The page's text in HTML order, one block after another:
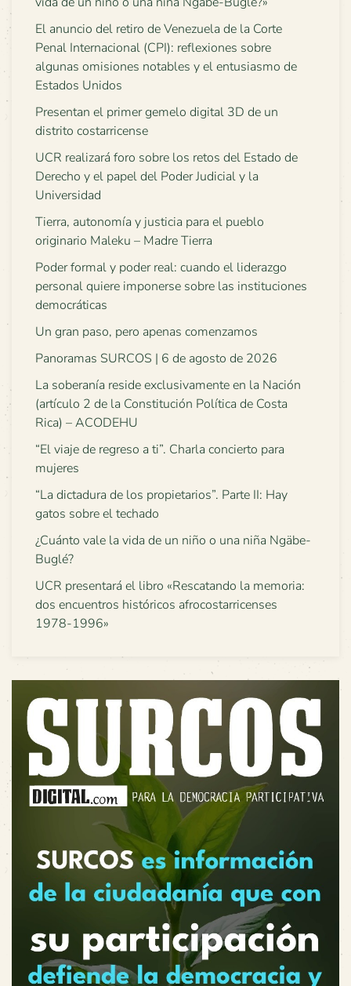
El anuncio del retiro de Venezuela de la Corte
Penal Internacional (CPI): reflexiones sobre
algunas omisiones notables y el entusiasmo de
Estados Unidos
Presentan el primer gemelo digital 3D de un
distrito costarricense
UCR realizará foro sobre los retos del Estado de
Derecho y el papel del Poder Judicial y la
Universidad
Tierra, autonomía y justicia para el pueblo
originario Maleku – Madre Tierra
Poder formal y poder real: cuando el liderazgo
personal quiere imponerse sobre las instituciones
democráticas
Un gran paso, pero apenas comenzamos
Panoramas SURCOS | 6 de agosto de 2026
La soberanía reside exclusivamente en la Nación
(artículo 2 de la Constitución Política de Costa
Rica) – ACODEHU
“El viaje de regreso a ti”. Charla concierto para
mujeres
“La dictadura de los propietarios”. Parte II: Hay
gatos sobre el techado
¿Cuánto vale la vida de un niño o una niña Ngäbe-
Buglé?
UCR presentará el libro «Rescatando la memoria:
dos encuentros históricos afrocostarricenses
1978-1996»